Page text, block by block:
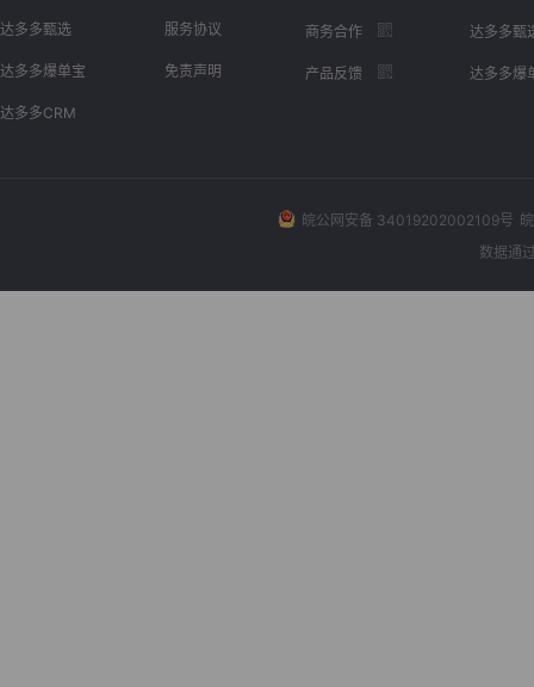
达多多甄选
达多多爆单宝
达多多CRM
服务协议
免责声明
商务合作
产品反馈
达多多甄
达多多爆
皖公网安备 34019202002109号
数据通